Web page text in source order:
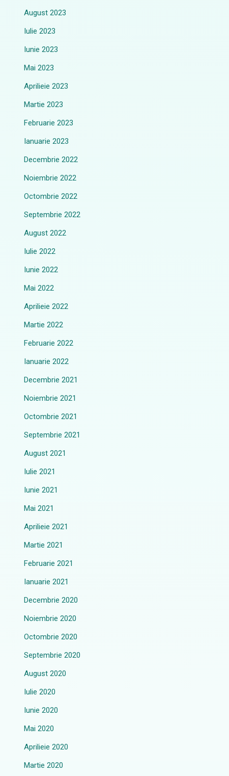
August 2023
Iulie 2023
Iunie 2023
Mai 2023
Aprilieie 2023
Martie 2023
Februarie 2023
Ianuarie 2023
Decembrie 2022
Noiembrie 2022
Octombrie 2022
Septembrie 2022
August 2022
Iulie 2022
Iunie 2022
Mai 2022
Aprilieie 2022
Martie 2022
Februarie 2022
Ianuarie 2022
Decembrie 2021
Noiembrie 2021
Octombrie 2021
Septembrie 2021
August 2021
Iulie 2021
Iunie 2021
Mai 2021
Aprilieie 2021
Martie 2021
Februarie 2021
Ianuarie 2021
Decembrie 2020
Noiembrie 2020
Octombrie 2020
Septembrie 2020
August 2020
Iulie 2020
Iunie 2020
Mai 2020
Aprilieie 2020
Martie 2020